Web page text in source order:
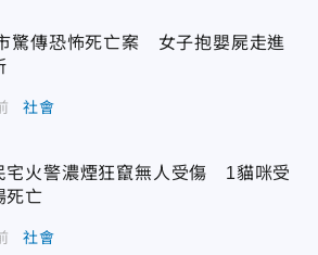
驚傳恐怖死亡案 女子抱嬰屍走進
社會
宅火警濃煙狂竄無人受傷 1貓咪受
死亡
社會